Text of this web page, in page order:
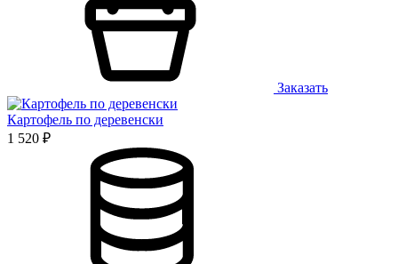
Заказать
Картофель по деревенски
1 520 ₽